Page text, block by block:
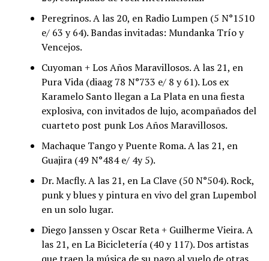
Peregrinos. A las 20, en Radio Lumpen (5 N°1510
e/ 63 y 64). Bandas invitadas: Mundanka Trío y
Vencejos.
Cuyoman + Los Años Maravillosos. A las 21, en
Pura Vida (diaag 78 N°733 e/ 8 y 61). Los ex
Karamelo Santo llegan a La Plata en una fiesta
explosiva, con invitados de lujo, acompañados del
cuarteto post punk Los Años Maravillosos.
Machaque Tango y Puente Roma. A las 21, en
Guajira (49 N°484 e/ 4y 5).
Dr. Macfly. A las 21, en La Clave (50 N°504). Rock,
punk y blues y pintura en vivo del gran Lupembol
en un solo lugar.
Diego Janssen y Oscar Reta + Guilherme Vieira. A
las 21, en La Bicicletería (40 y 117). Dos artistas